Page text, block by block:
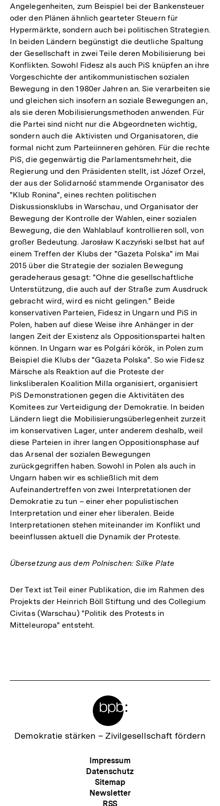
Angelegenheiten, zum Beispiel bei der Bankensteuer
oder den Plänen ähnlich gearteter Steuern für
Hypermärkte, sondern auch bei politischen Strategien.
In beiden Ländern begünstigt die deutliche Spaltung
der Gesellschaft in zwei Teile deren Mobilisierung bei
Konflikten. Sowohl Fidesz als auch PiS knüpfen an ihre
Vorgeschichte der antikommunistischen sozialen
Bewegung in den 1980er Jahren an. Sie verarbeiten sie
und gleichen sich insofern an soziale Bewegungen an,
als sie deren Mobilisierungsmethoden anwenden. Für
die Partei sind nicht nur die Abgeordneten wichtig,
sondern auch die Aktivisten und Organisatoren, die
formal nicht zum Parteiinneren gehören. Für die rechte
PiS, die gegenwärtig die Parlamentsmehrheit, die
Regierung und den Präsidenten stellt, ist Józef Orzeł,
der aus der Solidarność stammende Organisator des
"Klub Ronina", eines rechten politischen
Diskussionsklubs in Warschau, und Organisator der
Bewegung der Kontrolle der Wahlen, einer sozialen
Bewegung, die den Wahlablauf kontrollieren soll, von
großer Bedeutung. Jarosław Kaczyński selbst hat auf
einem Treffen der Klubs der "Gazeta Polska" im Mai
2015 über die Strategie der sozialen Bewegung
geradeheraus gesagt: "Ohne die gesellschaftliche
Unterstützung, die auch auf der Straße zum Ausdruck
gebracht wird, wird es nicht gelingen." Beide
konservativen Parteien, Fidesz in Ungarn und PiS in
Polen, haben auf diese Weise ihre Anhänger in der
langen Zeit der Existenz als Oppositionspartei halten
können. In Ungarn war es Polgári körök, in Polen zum
Beispiel die Klubs der "Gazeta Polska". So wie Fidesz
Märsche als Reaktion auf die Proteste der
linksliberalen Koalition Milla organisiert, organisiert
PiS Demonstrationen gegen die Aktivitäten des
Komitees zur Verteidigung der Demokratie. In beiden
Ländern liegt die Mobilisierungsüberlegenheit zurzeit
im konservativen Lager, unter anderem deshalb, weil
diese Parteien in ihrer langen Oppositionsphase auf
das Arsenal der sozialen Bewegungen
zurückgegriffen haben. Sowohl in Polen als auch in
Ungarn haben wir es schließlich mit dem
Aufeinandertreffen von zwei Interpretationen der
Demokratie zu tun – einer eher populistischen
Interpretation und einer eher liberalen. Beide
Interpretationen stehen miteinander im Konflikt und
beeinflussen aktuell die Dynamik der Proteste.
Übersetzung aus dem Polnischen: Silke Plate
Der Text ist Teil einer Publikation, die im Rahmen des
Projekts der Heinrich Böll Stiftung und des Collegium
Civitas (Warschau) "Politik des Protests in
Mitteleuropa" entsteht.
Zur
Demokratie stärken – Zivilgesellschaft fördern
Meta-
Navigation
Impressum
Datenschutz
Sitemap
Newsletter
RSS